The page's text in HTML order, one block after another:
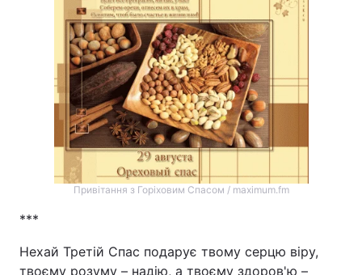
Привітання з Горіховим Спасом / maximum.fm
***
Нехай Третій Спас подарує твому серцю віру,
твоєму розуму – надію, а твоєму здоров'ю –